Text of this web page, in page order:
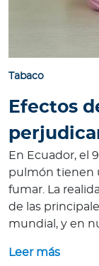
Tabaco
Efectos
En Ecuador, el
pulmón tienen
fumar. La
de las
mundial, y en
Leer más